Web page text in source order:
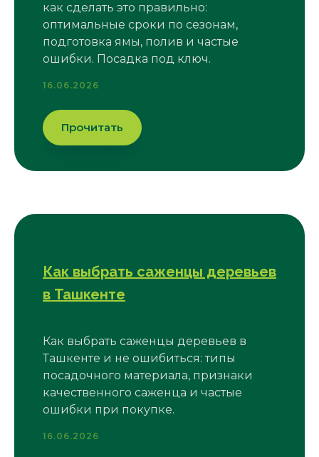
как сделать это правильно:
оптимальные сроки по сезонам,
подготовка ямы, полив и частые
ошибки. Посадка под ключ.
16.06.2026
Прочитать
Как выбрать саженцы деревьев
в Ташкенте
Как выбрать саженцы деревьев в
Ташкенте и не ошибиться: типы
посадочного материала, признаки
качественного саженца и частые
ошибки при покупке.
16.06.2026